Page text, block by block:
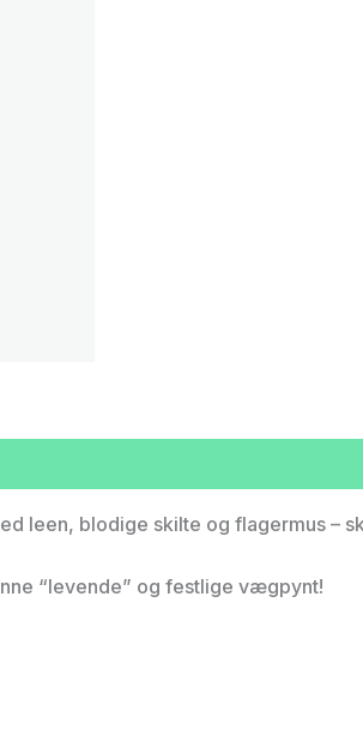
leen, blodige skilte og flagermus –
“levende” og festlige vægpynt!